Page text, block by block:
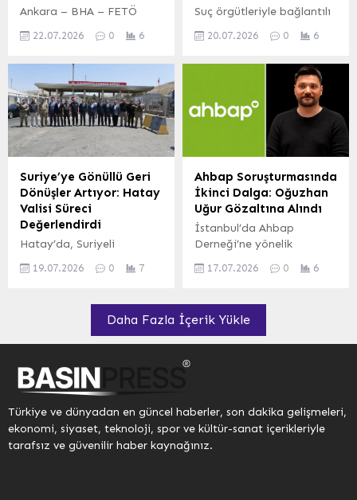
olayların aydınlatılmasını
engelleyen girişimler ve
kısa sürede olay yerine...
Ankara – BHA – FETÖ
ilde eş zamanlı olarak
128 şüpheli gözaltına
alındı. Adliyeye sevk edilen
şüphelilerden 51’i
tutuklanırken, 14 kişi
hakkında adli kontrol
kararı uygulandı. Diğer
şüphelilerin emniyetteki
işlemleri ise devam ediyor.
Soruşturma derinleştikçe,
gözaltına alınan
şüphelilerin FETÖ’nün
güncel yapılanması
içerisinde aktif olarak...
22.07.2026 0 6
Suç örgütleriyle bağlantılı
kötüye kullanarak kamuya
sızdırdıkları belirlenen 50
şüpheli hakkında İstanbul
merkezli 12 ilde eş
zamanlı olarak düğmeye
basıldı. Operasyon
kapsamında, aralarında
denetimli serbestlik
memurları, zabıt katipleri,
gümrük muhafaza müdür
yardımcıları ve polis
memurlarının da
bulunduğu şüpheliler
gözaltına alındı. Edinilen
20.07.2026 0 6
Suriye’ye Gönüllü Geri
Dönüşler Artıyor: Hatay
Valisi Süreci
Değerlendirdi
Hatay’da, Suriyeli
güvenli, onurlu ve düzenli
ilişkin çalışmalar Vali
tarafından yerinde
süreçle ilgili yetkililerden
detaylı bilgi alırken,
Suriyelilerle de bir araya
geldi. Vali Masatlı, yaptığı
incelemeler ve temaslar
19.07.2026 0 7
Ahbap Soruşturmasında
İkinci Dalga: Oğuzhan
Uğur Gözaltına Alındı
İstanbul’da Ahbap
Derneği’ne yönelik
yeni bir gelişme yaşandı.
genişletilmesiyle birlikte
düzenlenen ikinci dalga
operasyon kapsamında,
harekete geçen güvenlik
güçleri, belirlenen
adreslere eş zamanlı
17.07.2026 0 6
Daha Fazla İçerik Yükle
Türkiye ve dünyadan en güncel haberler, son dakika gelişmeleri,
ekonomi, siyaset, teknoloji, spor ve kültür-sanat içerikleriyle
tarafsız ve güvenilir haber kaynağınız.